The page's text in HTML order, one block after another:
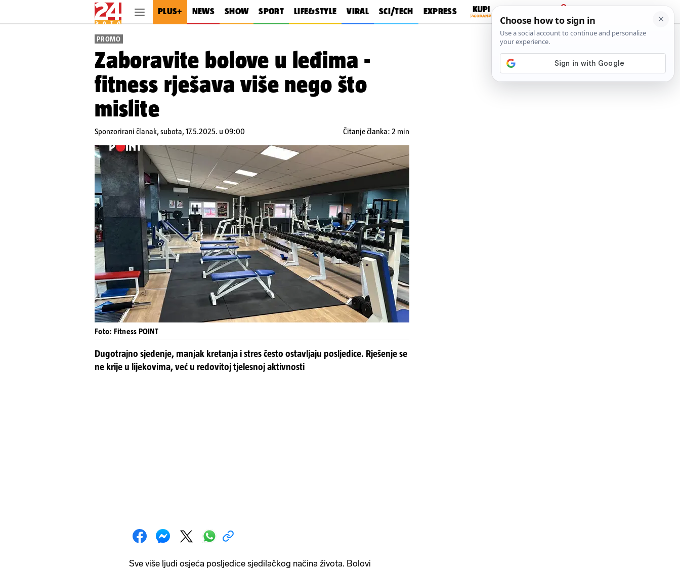
PLUS+ NEWS SHOW SPORT LIFE&STYLE VIRAL SCI/TECH EXPRESS
PRIJAVA
PROMO
Zaboravite bolove u leđima -
fitness rješava više nego što
mislite
Sponzorirani članak,subota, 17.5.2025. u 09:00 Čitanje članka: 2 min
Foto: Fitness POINT
Dugotrajno sjedenje, manjak kretanja i stres često ostavljaju posljedice. Rješenje se
ne krije u lijekovima, već u redovitoj tjelesnoj aktivnosti
Sve više ljudi osjeća posljedice sjedilačkog načina života. Bolovi